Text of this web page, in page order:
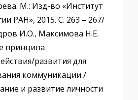
М.: Изд-во «Институт
РАН», 2015. С. 263 – 267/
И.О., Максимова Н.Е.
принципа
развития для
коммуникации /
и развитие личности